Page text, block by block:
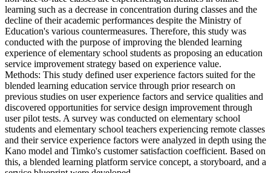
learning such as a decrease in concentration during classes and the
decline of their academic performances despite the Ministry of
Education's various countermeasures. Therefore, this study was
conducted with the purpose of improving the blended learning
experience of elementary school students as proposing an education
service improvement strategy based on experience value.
Methods: This study defined user experience factors suited for the
blended learning education service through prior research on
previous studies on user experience factors and service qualities and
discovered opportunities for service design improvement through
user pilot tests. A survey was conducted on elementary school
students and elementary school teachers experiencing remote classes
and their service experience factors were analyzed in depth using the
Kano model and Timko's customer satisfaction coefficient. Based on
this, a blended learning platform service concept, a storyboard, and a